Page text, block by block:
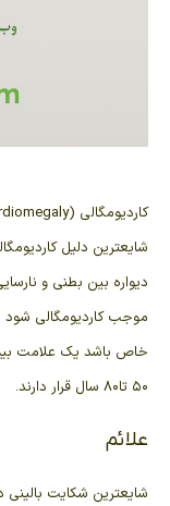
کاردیومگالی (Cardiomegaly) یعنی
شایعترین دلیل
دیواره بین بطنی و
موجب کاردیومگالی شود .
خاص باشد یک علامت
۵۰ تا۸۰ سال قرار دارند.
علائم
شایعترین شکایت بالینی